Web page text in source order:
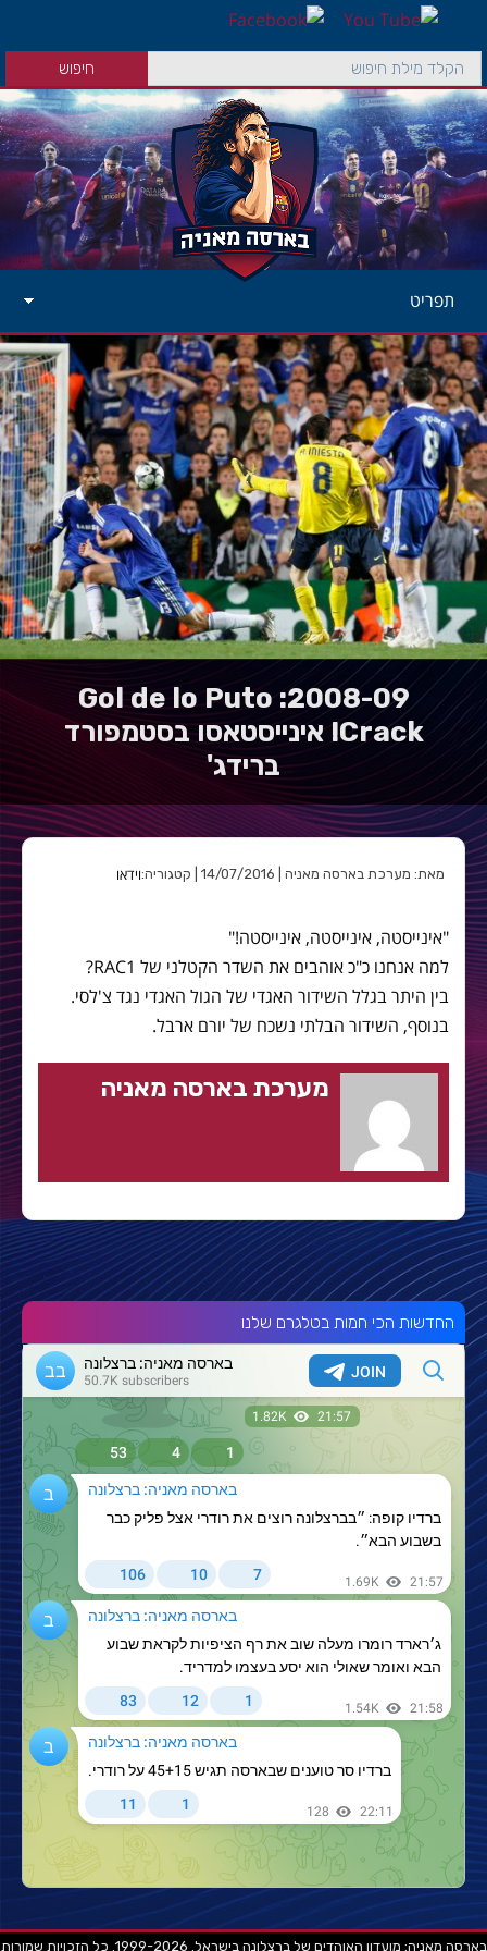
תפריט
2008-09: Gol de lo Puto
Crack! אינייסטאסו בסטמפורד
ברידג'
מאת: מערכת בארסה מאניה | 14/07/2016 | קטגוריה: וידאו
"אינייסטה, אינייסטה, אינייסטה!"
למה אנחנו כ"כ אוהבים את השדר הקטלני של RAC1?
בין היתר בגלל השידור האגדי של הגול האגדי נגד צ'לסי.
בנוסף, השידור הבלתי נשכח של יורם ארבל.
מערכת בארסה מאניה
החדשות הכי חמות בטלגרם שלנו
בארסה מאניה: מועדון האוהדים של ברצלונה בישראל. 1999-2026. כל הזכויות שמורות